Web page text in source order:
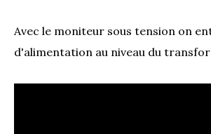
Avec le moniteur sous tension on
d'alimentation au niveau du